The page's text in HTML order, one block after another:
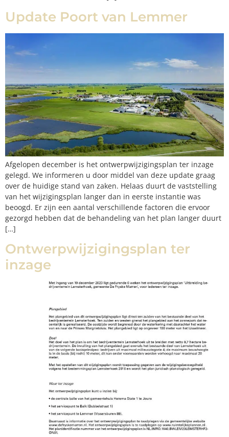
Update Poort van Lemmer
Afgelopen december is het ontwerpwijzigingsplan ter inzage
gelegd. We informeren u door middel van deze update graag
over de huidige stand van zaken. Helaas duurt de vaststelling
van het wijzigingsplan langer dan in eerste instantie was
beoogd. Er zijn een aantal verschillende factoren die ervoor
gezorgd hebben dat de behandeling van het plan langer duurt
[…]
Ontwerpwijzigingsplan ter
inzage